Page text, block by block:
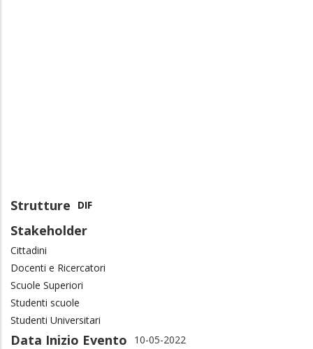
Strutture DIF
Stakeholder
Cittadini
Docenti e Ricercatori
Scuole Superiori
Studenti scuole
Studenti Universitari
Data Inizio Evento 10-05-2022